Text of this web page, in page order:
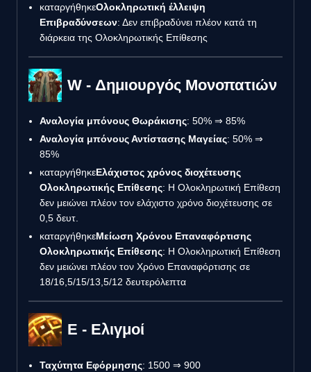
καταργήθηκεΟλοκληρωτική έλλειψη
Επιβραδύνσεων: Δεν επιβραδύνει πλέον κατά τη
διάρκεια της Ολοκληρωτικής Επίθεσης
W - Δημιουργός Μονοπατιών
Αναλογία μπόνους Θωράκισης: 50% ⇒ 85%
Αναλογία μπόνους Αντίστασης Μαγείας: 50% ⇒
85%
καταργήθηκεΕλάχιστος χρόνος διοχέτευσης
Ολοκληρωτικής Επίθεσης: Η Ολοκληρωτική Επίθεση
δεν μειώνει πλέον τον ελάχιστο χρόνο διοχέτευσης σε
0,5 δευτ.
καταργήθηκεΜείωση Χρόνου Επαναφόρτισης
Ολοκληρωτικής Επίθεσης: Η Ολοκληρωτική Επίθεση
δεν μειώνει πλέον τον Χρόνο Επαναφόρτισης σε
18/16,5/15/13,5/12 δευτερόλεπτα
E - Ελιγμοί
Ταχύτητα Εφόρμησης: 1500 ⇒ 900